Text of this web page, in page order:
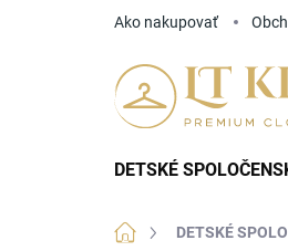
Ako nakupovať
DETSKÉ
DomovDETSKÉ